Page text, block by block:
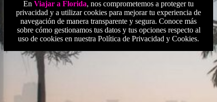
En Viajar a Florida, nos comprometemos a proteger tu
privacidad y a utilizar cookies para mejorar tu experiencia de
navegación de manera transparente y segura. Conoce más
sobre cómo gestionamos tus datos y tus opciones respecto al
uso de cookies en nuestra Política de Privacidad y Cookies.